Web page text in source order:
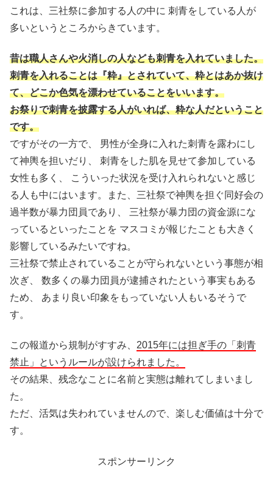
これは、三社祭に参加する人の中に 刺青をしている人が
多いというところからきています。
昔は職人さんや火消しの人なども刺青を入れていました。
刺青を入れることは『粋』とされていて、粋とはあか抜け
て、どこか色気を漂わせていることをいいます。
お祭りで刺青を披露する人がいれば、粋な人だということ
です。
ですがその一方で、 男性が全身に入れた刺青を露わにし
て神輿を担いだり、 刺青をした肌を見せて参加している
女性も多く、 こういった状況を受け入れられないと感じ
る人も中にはいます。また、三社祭で神輿を担ぐ同好会の
過半数が暴力団員であり、 三社祭が暴力団の資金源にな
っているといったことを マスコミが報じたことも大きく
影響しているみたいですね。
三社祭で禁止されていることが守られないという事態が相
次ぎ、 数多くの暴力団員が逮捕されたという事実もある
ため、 あまり良い印象をもっていない人もいるそうで
す。
この報道から規制がすすみ、 2015年には担ぎ手の「刺青
禁止」というルールが設けられました。
その結果、残念なことに名前と実態は離れてしまいまし
た。
ただ、活気は失われていませんので、楽しむ価値は十分で
す。
スポンサーリンク